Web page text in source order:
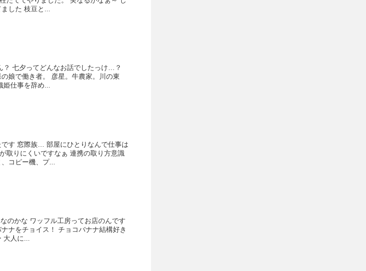
した 枝豆と...
？ 七夕ってどんなお話でしたっけ…？
娘で働き者。 彦星。牛農家。川の東
仕事を辞め...
す 窓際族… 部屋にひとりなんで仕事は
取りにくいですなぁ 連携の取り方意識
コピー機、プ...
のかな ワッフル工房ってお店のんです
ナをチョイス！ チョコバナナ結構好き
大人に...